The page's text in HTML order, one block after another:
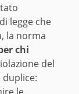
legge che
la norma
chi
del
duplice: